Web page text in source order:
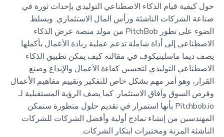
حول كيفية قيام الذكاء الاصطناعي التوليدي بإحداث ثورة في
صناعة الشركات الناشئة ورأس المال الاستثماري. ويسلط
الضوء على تطور PitchBob من مولد منصة عرض الذكاء
الاصطناعي إلى أداة شاملة تدعم عملية ريادة الأعمال بأكملها.
يصف ديما ماسلينيكوف في مقالته كيف يمكن تطبيق الذكاء
الاصطناعي التوليدي لتحسين كفاءة الأعمال والإبداع وصنع
القرار، وهو أمر مهم بشكل خاص للتفكير وتقييم مفاهيم الأعمال
وفرص السوق وآفاق الاستثمار. كما يصف الرؤية المستقبلية لـ
Pitchbob.io بأنها استمرار في تقديم حلول متطورة ستمكن
المهندسين من إنشاء نماذج أولية وأفضل الشركات للشركات
الناشئة المرنة ومختبرات ابتكار الشركات.